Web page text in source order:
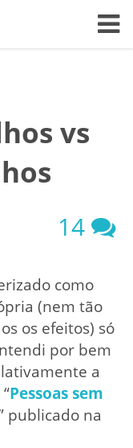
vs
14
como
(nem tão
os efeitos) só
por bem
a
Pessoas sem
publicado na